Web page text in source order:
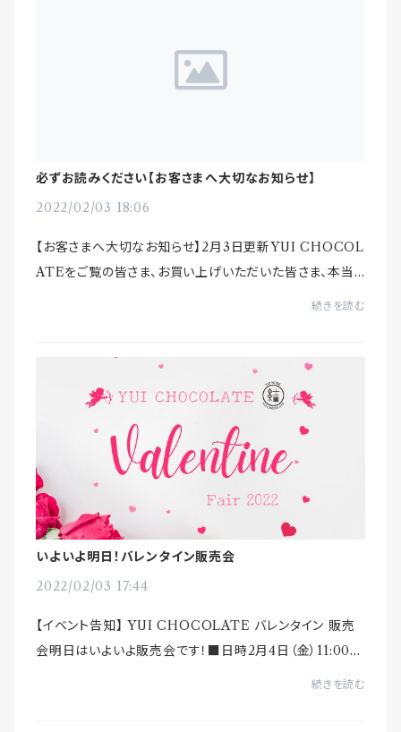
必ずお読みください【お客さまへ大切なお知らせ】
2022/02/03 18:06
【お客さまへ大切なお知らせ】2月3日更新YUI CHOCOL
ATEをご覧の皆さま、お買い上げいただいた皆さま、本当
にありがとうございます。ただいま、多くのお客さまからご
続きを読む
いよいよ明日！バレンタイン販売会
2022/02/03 17:44
【イベント告知】 YUI CHOCOLATE バレンタイン 販売
会明日はいよいよ販売会です！■日時2月4日（金）11:00〜
15:30＊新型コロナ感染リスク回避のため、当初予定より
続きを読む